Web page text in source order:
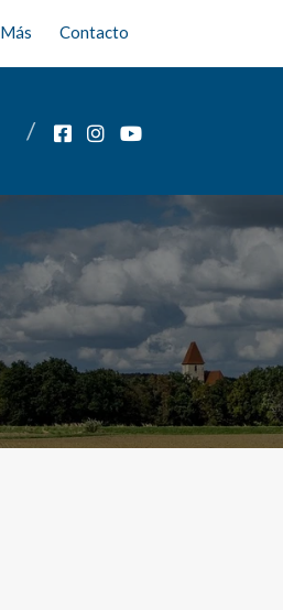
Inicio
Más Contacto